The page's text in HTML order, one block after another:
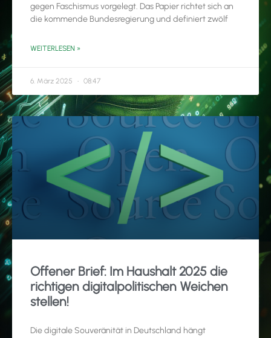
gegen Faschismus vorgelegt. Das Papier richtet sich an
die kommende Bundesregierung und definiert zwölf
WEITERLESEN »
6. März 2025 08:47
Offener Brief: Im Haushalt 2025 die
richtigen digitalpolitischen Weichen
stellen!
Die digitale Souveränität in Deutschland hängt